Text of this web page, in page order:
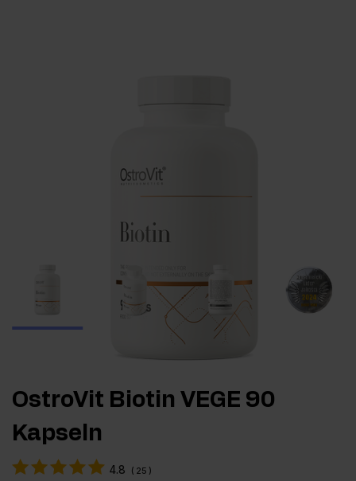
OstroVit Biotin VEGE 90
Kapseln
4.8 ( 25 )